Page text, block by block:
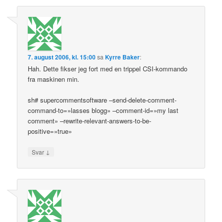
7. august 2006, kl. 15:00sa Kyrre Baker:
Hah. Dette fikser jeg fort med en trippel CSI-kommando
fra maskinen min.
sh# supercommentsoftware –send-delete-comment-
command-to=»lasses blogg» –comment-id=»my last
comment» –rewrite-relevant-answers-to-be-
positive=»true»
Svar ↓